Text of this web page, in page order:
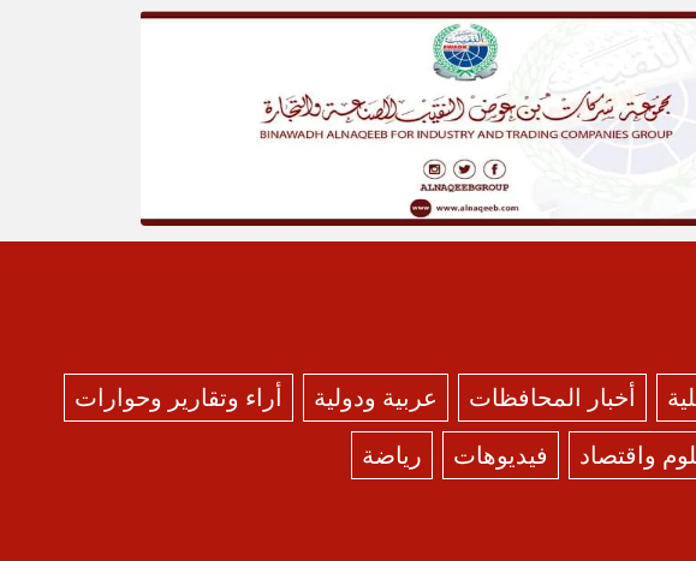
أخبار المحافظات عربية ودولية
أراء وتقارير وحوارات
واقتصاد
فيديوهات رياضة